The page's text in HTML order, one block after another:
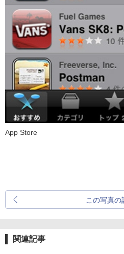
App Store
この写真の
関連記事